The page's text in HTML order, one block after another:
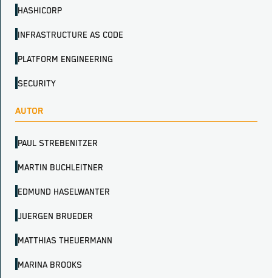
HASHICORP
INFRASTRUCTURE AS CODE
PLATFORM ENGINEERING
SECURITY
AUTOR
PAUL STREBENITZER
MARTIN BUCHLEITNER
EDMUND HASELWANTER
JUERGEN BRUEDER
MATTHIAS THEUERMANN
MARINA BROOKS